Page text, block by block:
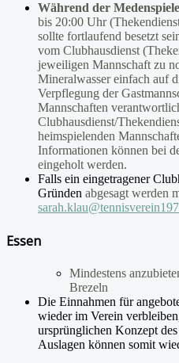
Während der Medenspiele
bis 20:00 Uhr
sollte fortlaufend besetzt
vom Clubhausdienst
jeweiligen Mannschaft zu
Mineralwasser einfach auf
Verpflegung der
Mannschaften
Clubhausdienst/
heimspielenden
Informationen können bei
eingeholt werden.
Falls ein eingetragener
Gründen abgesagt werden
Essen
Mindestens
Brezeln
Die Einnahmen für
wieder im Verein
ursprünglichen Konzept
Auslagen können somit